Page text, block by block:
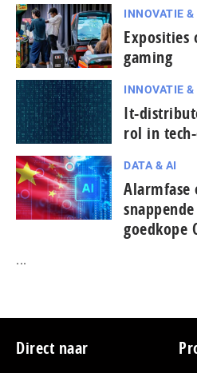
INNOVATIE
gaming
INNOVATIE
It-
rol in
DATA & AI
goedkope
...
Footer
Direct naar